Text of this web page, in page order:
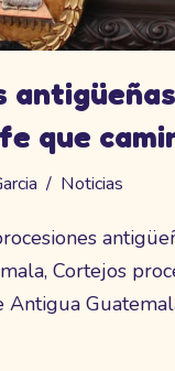
que
Noticias
Cortejos